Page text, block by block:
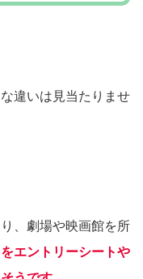
違いは見当たりませ
、劇場や映画館を所
エントリーシートや